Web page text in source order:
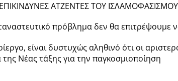
ΑΤΖΕΝΤΕΣ ΤΟΥ ΙΣΛΑΜΟΦΑΣΙΣΜΟΥ
πρόβλημα δεν θα επιτρέψουμε
είναι δυστυχώς αληθινό ότι οι
Νέας τάξης για την παγκοσμιοποίηση